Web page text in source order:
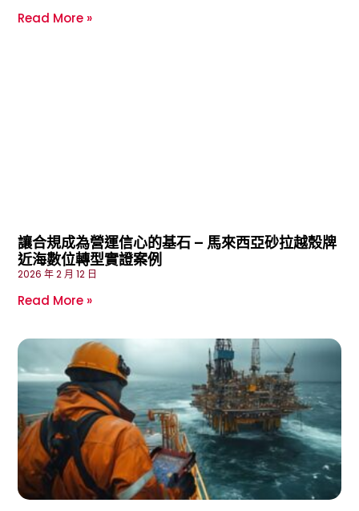
Read More »
讓合規成為營運信心的基石 – 馬來西亞砂拉越殼牌
近海數位轉型實證案例
2026 年 2 月 12 日
Read More »